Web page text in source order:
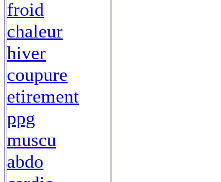
froid
chaleur
hiver
coupure
etirement
ppg
muscu
abdo